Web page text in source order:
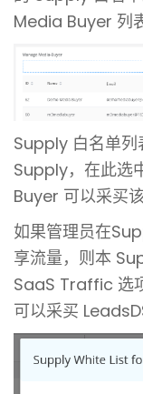
Media Buyer 列
Supply 白名单列
Supply，在此选
Buyer 可以采买
如果管理员在
享流量，则本
SaaS Traffic 选
可以采买